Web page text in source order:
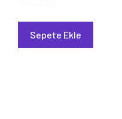
Sepete Ekle